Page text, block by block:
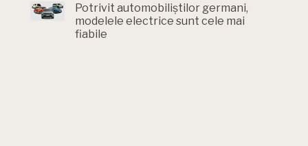
Potrivit automobiliștilor germani,
modelele electrice sunt cele mai
fiabile